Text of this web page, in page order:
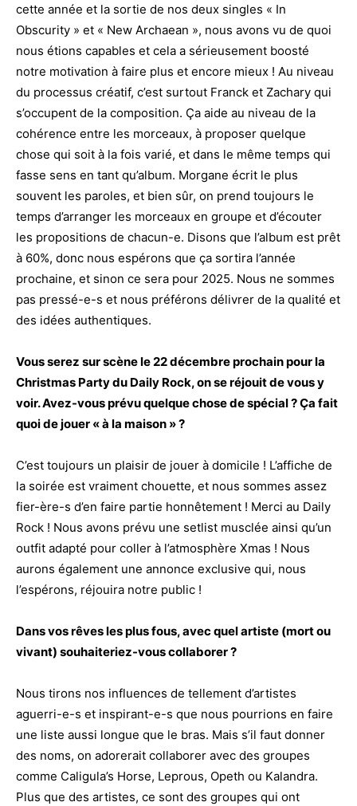
cette année et la sortie de nos deux singles « In
Obscurity » et « New Archaean », nous avons vu de quoi
nous étions capables et cela a sérieusement boosté
notre motivation à faire plus et encore mieux ! Au niveau
du processus créatif, c’est surtout Franck et Zachary qui
s’occupent de la composition. Ça aide au niveau de la
cohérence entre les morceaux, à proposer quelque
chose qui soit à la fois varié, et dans le même temps qui
fasse sens en tant qu’album. Morgane écrit le plus
souvent les paroles, et bien sûr, on prend toujours le
temps d’arranger les morceaux en groupe et d’écouter
les propositions de chacun-e. Disons que l’album est prêt
à 60%, donc nous espérons que ça sortira l’année
prochaine, et sinon ce sera pour 2025. Nous ne sommes
pas pressé-e-s et nous préférons délivrer de la qualité et
des idées authentiques.
Vous serez sur scène le 22 décembre prochain pour la
Christmas Party du Daily Rock, on se réjouit de vous y
voir. Avez-vous prévu quelque chose de spécial ? Ça fait
quoi de jouer « à la maison » ?
C’est toujours un plaisir de jouer à domicile ! L’affiche de
la soirée est vraiment chouette, et nous sommes assez
fier-ère-s d’en faire partie honnêtement ! Merci au Daily
Rock ! Nous avons prévu une setlist musclée ainsi qu’un
outfit adapté pour coller à l’atmosphère Xmas ! Nous
aurons également une annonce exclusive qui, nous
l’espérons, réjouira notre public !
Dans vos rêves les plus fous, avec quel artiste (mort ou
vivant) souhaiteriez-vous collaborer ?
Nous tirons nos influences de tellement d’artistes
aguerri-e-s et inspirant-e-s que nous pourrions en faire
une liste aussi longue que le bras. Mais s’il faut donner
des noms, on adorerait collaborer avec des groupes
comme Caligula’s Horse, Leprous, Opeth ou Kalandra.
Plus que des artistes, ce sont des groupes qui ont